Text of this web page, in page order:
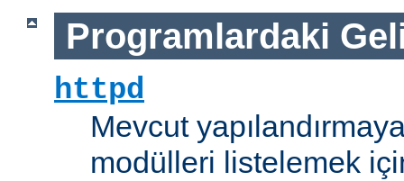
Programlardaki
httpd
Mevcut
modülleri listelemek